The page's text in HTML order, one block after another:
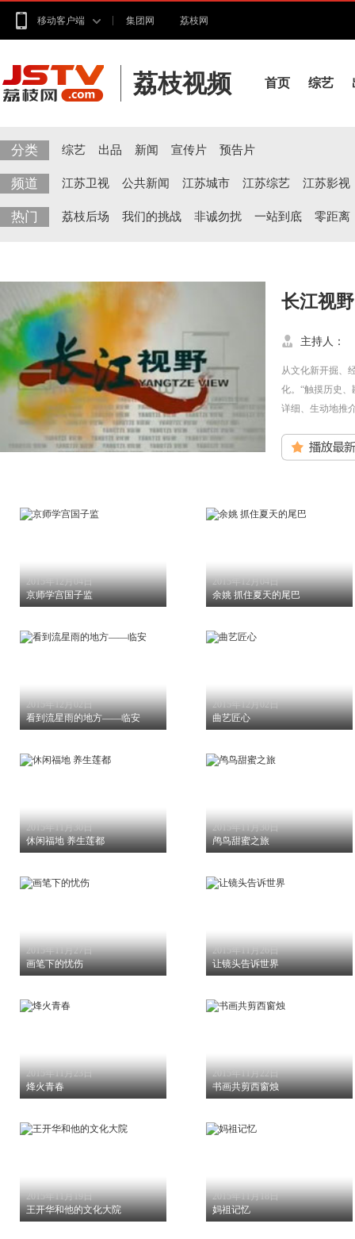
移动客户端 集团网 荔枝网
荔枝视频 首页 综艺
分类 综艺 出品 新闻 宣传片 预告片
频道 江苏卫视 公共新闻 江苏城市 江苏综艺 江苏影视
热门 荔枝后场 我们的挑战 非诚勿扰 一站到底 零距离
长江视野
主持人：
从文化新开掘、
化。“触摸历史
详细、生动地推
2015年12月04日
京师学宫国子监
2015年12月04日
余姚 抓住夏天的尾巴
2015年12月02日
看到流星雨的地方——临安
2015年12月02日
曲艺匠心
2015年11月30日
休闲福地 养生莲都
2015年11月30日
鸬鸟甜蜜之旅
2015年11月27日
画笔下的忧伤
2015年11月26日
让镜头告诉世界
2015年11月23日
烽火青春
2015年11月22日
书画共剪西窗烛
2015年11月19日
王开华和他的文化大院
2015年11月18日
妈祖记忆